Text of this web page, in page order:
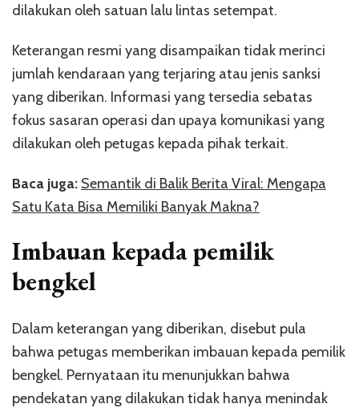
dilakukan oleh satuan lalu lintas setempat.
Keterangan resmi yang disampaikan tidak merinci
jumlah kendaraan yang terjaring atau jenis sanksi
yang diberikan. Informasi yang tersedia sebatas
fokus sasaran operasi dan upaya komunikasi yang
dilakukan oleh petugas kepada pihak terkait.
Baca juga: Semantik di Balik Berita Viral: Mengapa
Satu Kata Bisa Memiliki Banyak Makna?
Imbauan kepada pemilik
bengkel
Dalam keterangan yang diberikan, disebut pula
bahwa petugas memberikan imbauan kepada pemilik
bengkel. Pernyataan itu menunjukkan bahwa
pendekatan yang dilakukan tidak hanya menindak